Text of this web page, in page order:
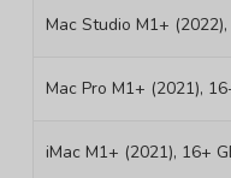
Mac Studio M1+
Mac Pro M1+ (2021),
iMac M1+ (2021), 16+